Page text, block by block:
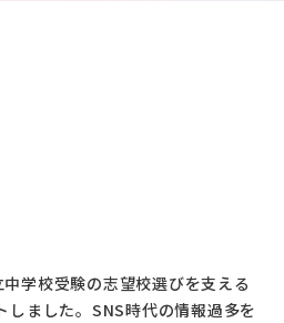
学校受験の志望校選びを支える
しました。SNS時代の情報過多を